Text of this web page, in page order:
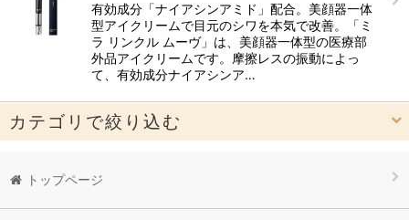
有効成分「ナイアシンアミド」配合。美顔器一体
型アイクリームで目元のシワを本気で改善。「ミ
ラ リンクル ムーヴ」は、美顔器一体型の医療部
外品アイクリームです。摩擦レスの振動によっ
て、有効成分ナイアシンア…
カテゴリで絞り込む
エステプロ・ラボ｜Esthe Pro Labo (全商品)
GRAN PRO. グランプロ
トップページ